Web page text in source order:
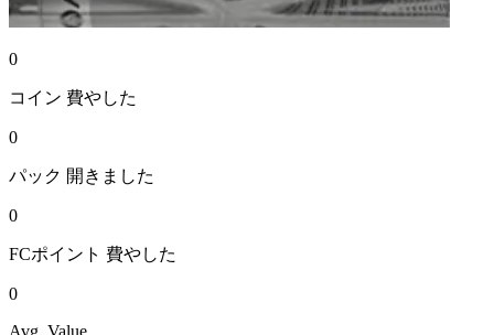
0
コイン 費やした
0
パック 開きました
0
FCポイント 費やした
0
Avg. Value